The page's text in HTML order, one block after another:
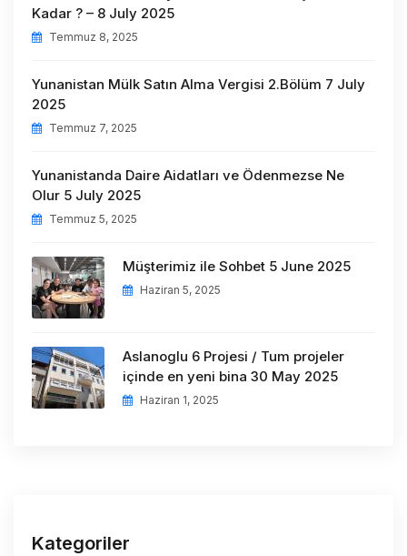
Kadar ? – 8 July 2025
Temmuz 8, 2025
Yunanistan Mülk Satın Alma Vergisi 2.Bölüm 7 July
2025
Temmuz 7, 2025
Yunanistanda Daire Aidatları ve Ödenmezse Ne
Olur 5 July 2025
Temmuz 5, 2025
Müşterimiz ile Sohbet 5 June 2025
Haziran 5, 2025
Aslanoglu 6 Projesi / Tum projeler
içinde en yeni bina 30 May 2025
Haziran 1, 2025
Kategoriler